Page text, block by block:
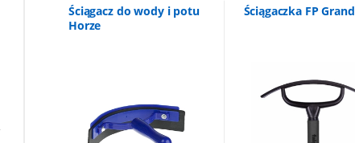
Ściągacz do wody i potu
Horze
Ściągaczka FP Grand